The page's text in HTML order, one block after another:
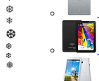
❆
❄
❆
❆
❆
❅